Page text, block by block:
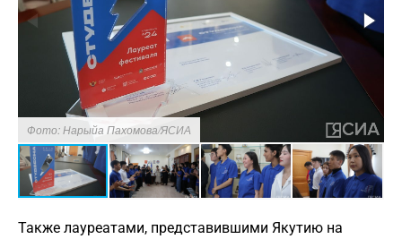
Фото: Нарыйа Пахомова/ЯСИА
Также лауреатами, представившими Якутию на